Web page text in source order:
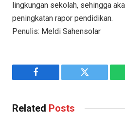
lingkungan sekolah, sehingga
peningkatan rapor pendidikan.
Penulis: Meldi Sahensolar
Facebook Twitter
Related Posts